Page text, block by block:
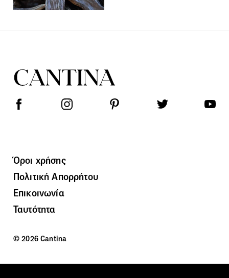
Όροι χρήσης
Πολιτική Απορρήτου
Επικοινωνία
Ταυτότητα
© 2026 Cantina